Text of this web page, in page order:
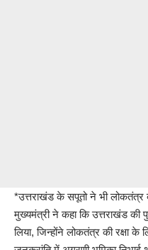
*उत्तराखंड के सपूतो ने भी लोकतंत्र
मुख्यमंत्री ने कहा कि उत्तराखंड
लिया, जिन्होंने लोकतंत्र की रक्षा